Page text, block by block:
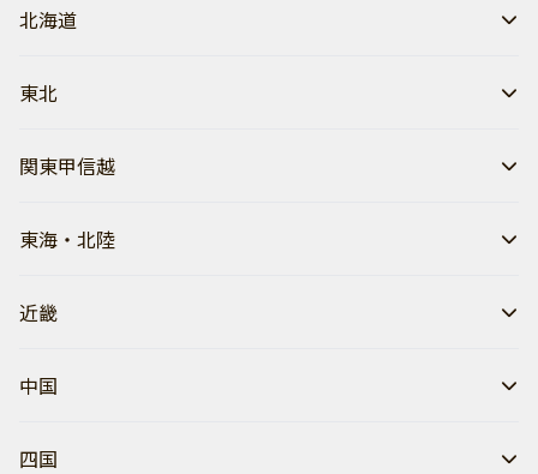
北海道
東北
関東甲信越
東海・北陸
近畿
中国
四国